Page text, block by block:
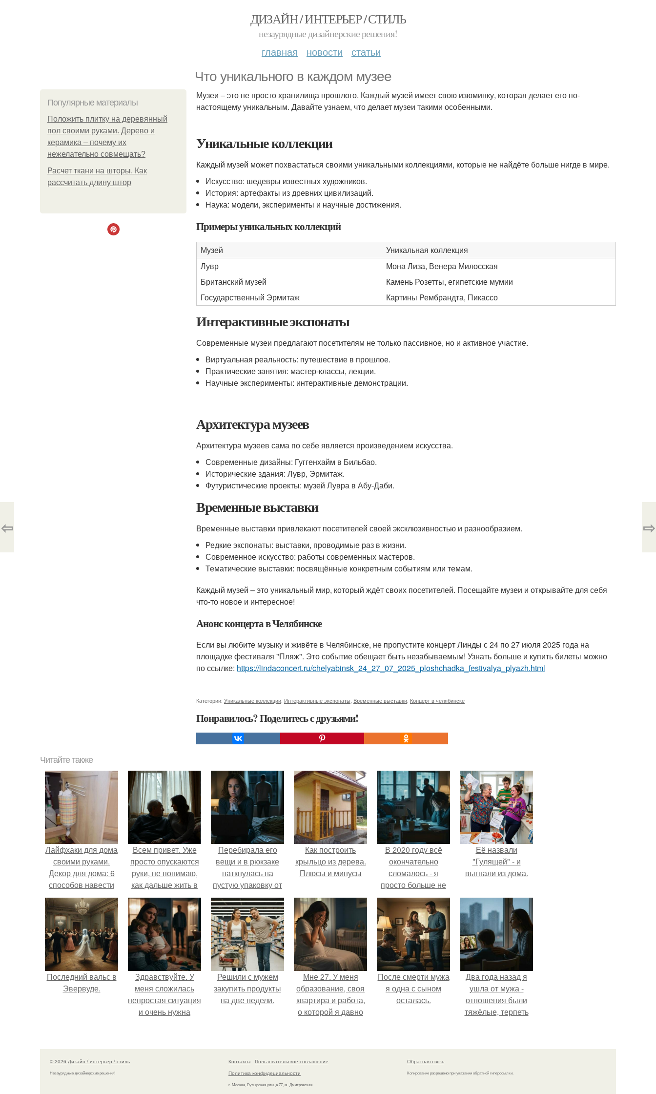
ДИЗАЙН / ИНТЕРЬЕР / СТИЛЬ
незаурядные дизайнерские решения!
главная новости статьи
Что уникального в каждом музее
Популярные материалы
Положить плитку на деревянный
пол своими руками. Дерево и
керамика – почему их
нежелательно совмещать?
Расчет ткани на шторы. Как
рассчитать длину штор
Музеи – это не просто хранилища прошлого. Каждый музей имеет свою изюминку, которая делает его по-
настоящему уникальным. Давайте узнаем, что делает музеи такими особенными.
Уникальные коллекции
Каждый музей может похвастаться своими уникальными коллекциями, которые не найдёте больше нигде в мире.
Искусство: шедевры известных художников.
История: артефакты из древних цивилизаций.
Наука: модели, эксперименты и научные достижения.
Примеры уникальных коллекций
Музей
Уникальная коллекция
Лувр
Мона Лиза, Венера Милосская
Британский музей
Камень Розетты, египетские мумии
Государственный Эрмитаж
Картины Рембрандта, Пикассо
Интерактивные экспонаты
Современные музеи предлагают посетителям не только пассивное, но и активное участие.
Виртуальная реальность: путешествие в прошлое.
Практические занятия: мастер-классы, лекции.
Научные эксперименты: интерактивные демонстрации.
Архитектура музеев
Архитектура музеев сама по себе является произведением искусства.
Современные дизайны: Гуггенхайм в Бильбао.
Исторические здания: Лувр, Эрмитаж.
Футуристические проекты: музей Лувра в Абу-Даби.
Временные выставки
Временные выставки привлекают посетителей своей эксклюзивностью и разнообразием.
Редкие экспонаты: выставки, проводимые раз в жизни.
Современное искусство: работы современных мастеров.
Тематические выставки: посвящённые конкретным событиям или темам.
Каждый музей – это уникальный мир, который ждёт своих посетителей. Посещайте музеи и открывайте для себя
что-то новое и интересное!
Анонс концерта в Челябинске
Если вы любите музыку и живёте в Челябинске, не пропустите концерт Линды с 24 по 27 июля 2025 года на
площадке фестиваля "Пляж". Это событие обещает быть незабываемым! Узнать больше и купить билеты можно
по ссылке: https://lindaconcert.ru/chelyabinsk_24_27_07_2025_ploshchadka_festivalya_plyazh.html
Категории: Уникальные коллекции Интерактивные экспонаты Временные выставки Концерт в челябинске
Понравилось? Поделитесь с друзьями!
⇦ ⇨
Читайте также
Лайфхаки для дома
своими руками.
Декор для дома: 6
способов навести
красоту
Всем привет. Уже
просто опускаются
руки, не понимаю,
как дальше жить в
этой ситуации.
Перебирала его
вещи и в рюкзаке
наткнулась на
пустую упаковку от
каких-то таблеток.
Как построить
крыльцо из дерева.
Плюсы и минусы
В 2020 году всё
окончательно
сломалось - я
просто больше не
тянула всё одна.
Её назвали
"Гулящей" - и
выгнали из дома.
Последний вальс в
Эвервуде.
Здравствуйте. У
меня сложилась
непростая ситуация
и очень нужна
Решили с мужем
закупить продукты
на две недели.
Мне 27. У меня
образование, своя
квартира и работа,
о которой я давно
После смерти мужа
я одна с сыном
осталась.
Два года назад я
ушла от мужа -
отношения были
тяжёлые, терпеть
© 2026 Дизайн / интерьер / стиль
Незаурядные дизайнерские решения!
Контакты
Пользовательское соглашение
Политика конфидециальности
г. Москва, Бутырская улица 77, м. Дмитровская
Обратная связь
Копирование разрешено при указании обратной гиперссылки.